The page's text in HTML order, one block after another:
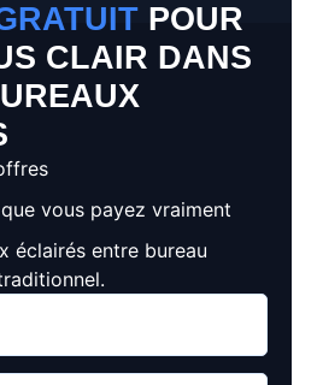
POUR
CLAIR DANS
vous payez vraiment
éclairés entre bureau